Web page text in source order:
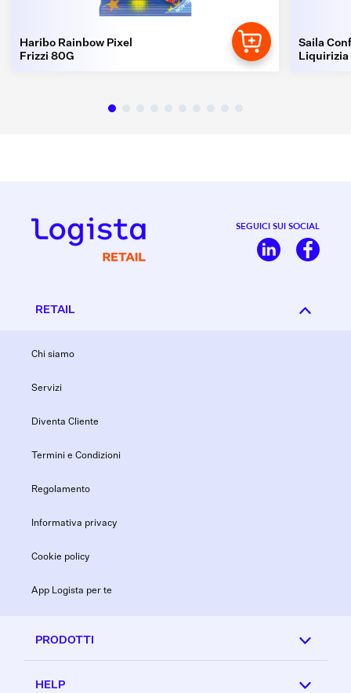
Haribo Rainbow Pixel
Frizzi 80G
Saila
Liquirizia
SEGUICI SUI SOCIAL
RETAIL
Chi siamo
Servizi
Diventa Cliente
Termini e Condizioni
Regolamento
Informativa privacy
Cookie policy
App Logista per te
PRODOTTI
HELP